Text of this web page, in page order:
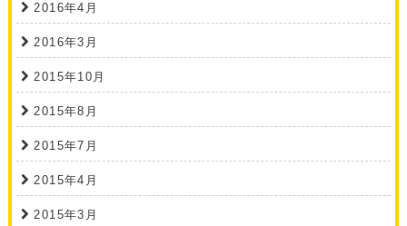
2016年4月
2016年3月
2015年10月
2015年8月
2015年7月
2015年4月
2015年3月